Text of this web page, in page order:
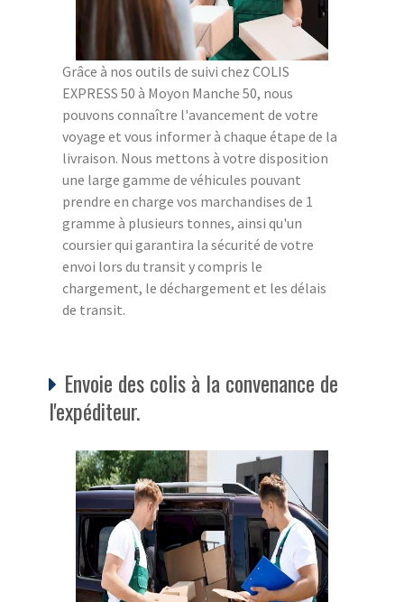
Grâce à nos outils de suivi chez COLIS
EXPRESS 50 à Moyon Manche 50, nous
pouvons connaître l'avancement de votre
voyage et vous informer à chaque étape de la
livraison. Nous mettons à votre disposition
une large gamme de véhicules pouvant
prendre en charge vos marchandises de 1
gramme à plusieurs tonnes, ainsi qu'un
coursier qui garantira la sécurité de votre
envoi lors du transit y compris le
chargement, le déchargement et les délais
de transit.
Envoie des colis à la convenance de
l'expéditeur.